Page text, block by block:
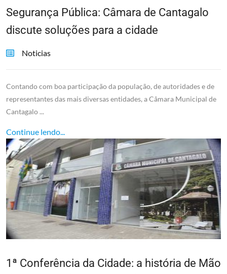
Segurança Pública: Câmara de Cantagalo
discute soluções para a cidade
Noticias
Contando com boa participação da população, de autoridades e de
representantes das mais diversas entidades, a Câmara Municipal de
Cantagalo ...
Continue lendo...
1ª Conferência da Cidade: a história de Mão